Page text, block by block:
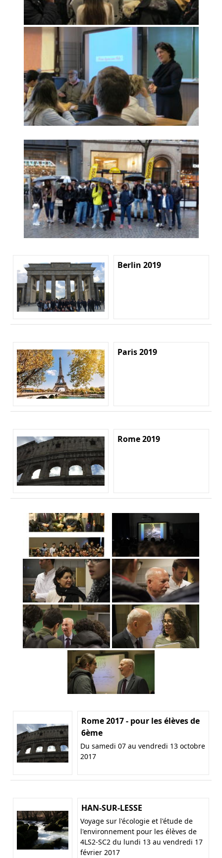
Berlin 2019
Paris 2019
Rome 2019
Rome 2017 - pour les élèves de
6ème
Du samedi 07 au vendredi 13 octobre
2017
HAN-SUR-LESSE
Voyage sur l'écologie et l'étude de
l'environnement pour les élèves de
4LS2-SC2 du lundi 13 au vendredi 17
février 2017